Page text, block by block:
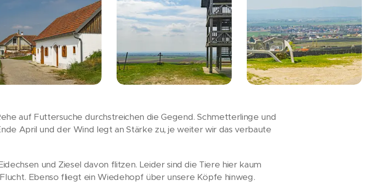
auf Futtersuche durchstreichen die Gegend. Schmetterlinge und
April und der Wind legt an Stärke zu, je weiter wir das verbaute
und Ziesel davon flitzen. Leider sind die Tiere hier kaum
Ebenso fliegt ein Wiedehopf über unsere Köpfe hinweg.